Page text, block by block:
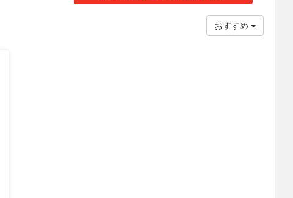
おすすめ